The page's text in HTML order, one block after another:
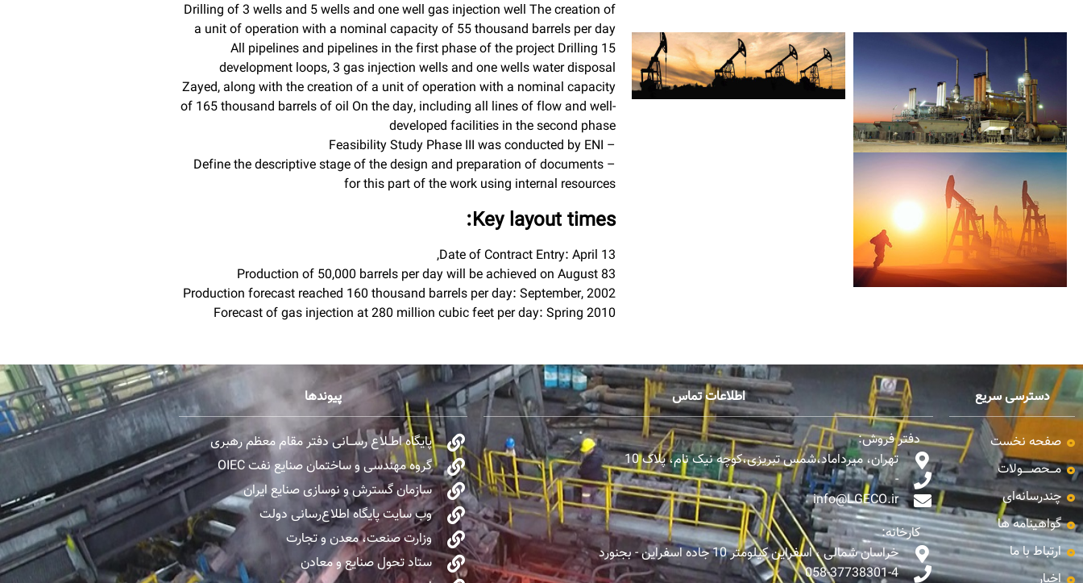
Drilling of 3 wells and 5 wells and one well gas injection well The creation of
a unit of operation with a nominal capacity of 55 thousand barrels per day
All pipelines and pipelines in the first phase of the project Drilling 15
development loops, 3 gas injection wells and one wells water disposal
Zayed, along with the creation of a unit of operation with a nominal capacity
of 165 thousand barrels of oil On the day, including all lines of flow and well-
developed facilities in the second phase
– Feasibility Study Phase III was conducted by ENI
– Define the descriptive stage of the design and preparation of documents
for this part of the work using internal resources
Key layout times:
Date of Contract Entry: April 13,
Production of 50,000 barrels per day will be achieved on August 83
Production forecast reached 160 thousand barrels per day: September, 2002
Forecast of gas injection at 280 million cubic feet per day: Spring 2010
دسترسی سریع
صفحه نخست
مـــحصـــــولات
چندرسانه‌ای
گواهینامه ها
ارتباط با ما
اطلاعات تماس
دفتر فروش:
تهران، میرداماد،شمس تبریزی،کوچه نیک نام، پلاک 10
-
info@LGECO.ir
کارخانه:
خراسان شمالی ، اسفراین کیلومتر 10 جاده اسفراین - بجنورد
058-37738301-4
پیوندها
پایگاه اطــلاع رســـانی دفتر مقام معظم رهبری
گروه مهندسی و ساختمان صنایع نفت OIEC
سازمان گسترش و نوسازی صنایع ایران
وب سایت پایگاه اطلاع‌رسانی دولت
وزارت صنعت، معدن و تجارت
ستاد تحول صنایع و معادن